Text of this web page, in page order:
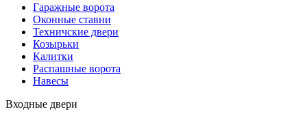
Гаражные ворота
Оконные ставни
Техничские двери
Козырьки
Калитки
Распашные ворота
Навесы
Входные двери